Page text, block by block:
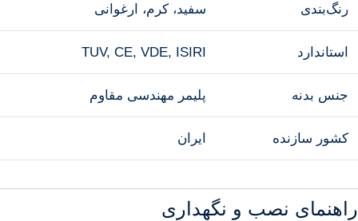
رنگ‌بندی سفید، کرم، ارغوانی
استاندارد TUV, CE, VDE, ISIRI
جنس بدنه پلیمر مهندسی مقاوم
کشور سازنده ایران
راهنمای نصب و نگهداری